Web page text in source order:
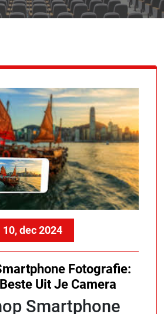
10, dec 2024
Fotografie:
Uit Je Camera
Smartphone